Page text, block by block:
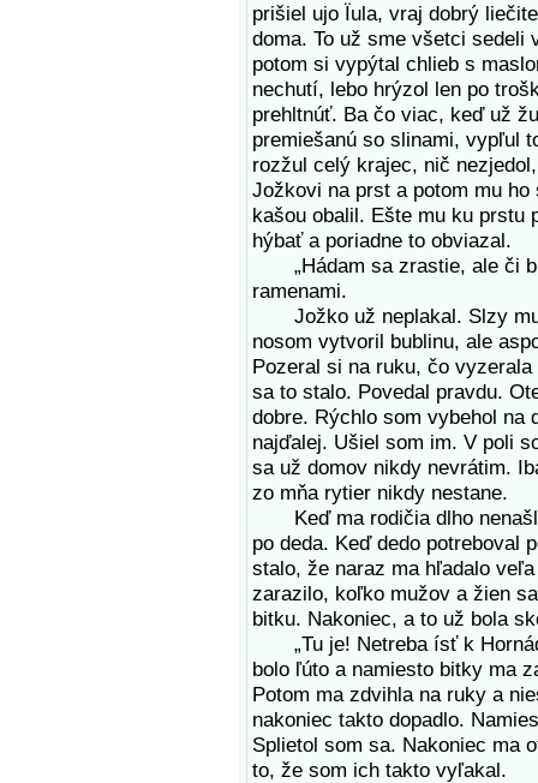
prišiel ujo Ïula, vraj dobrý
doma. To už sme všetci sedeli
potom si vypýtal chlieb s
nechutí, lebo hrýzol len po
prehltnúť. Ba čo viac, keď už
premiešanú so slinami, vypľul
rozžul celý krajec, nič
Jožkovi na prst a potom mu
kašou obalil. Ešte mu ku prstu
hýbať a poriadne to obviazal.
„Hádam sa zrastie, ale či
ramenami.
Jožko už neplakal. Slzy mu
nosom vytvoril bublinu, ale
Pozeral si na ruku, čo
sa to stalo. Povedal pravdu.
dobre. Rýchlo som vybehol na
najďalej. Ušiel som im. V poli
sa už domov nikdy nevrátim.
zo mňa rytier nikdy nestane.
Keď ma rodičia dlho
po deda. Keď dedo potreboval
stalo, že naraz ma hľadalo
zarazilo, koľko mužov a žien
bitku. Nakoniec, a to už bola
„Tu je! Netreba ísť k
bolo ľúto a namiesto bitky ma
Potom ma zdvihla na ruky a
nakoniec takto dopadlo.
Splietol som sa. Nakoniec ma
to, že som ich takto vyľakal.